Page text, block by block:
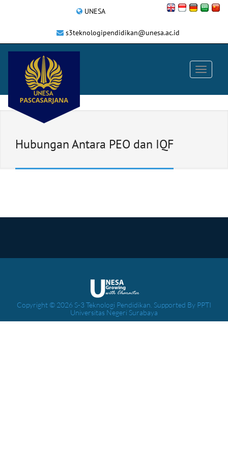
UNESA
s3teknologipendidikan@unesa.ac.id
Hubungan Antara PEO dan IQF
Copyright © 2026 S-3 Teknologi Pendidikan. Supported By PPTI
Universitas Negeri Surabaya